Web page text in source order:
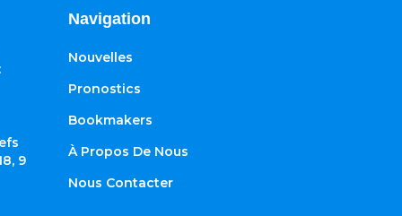
9
Navigation
Nouvelles
Pronostics
Bookmakers
À Propos De Nous
Nous Contacter